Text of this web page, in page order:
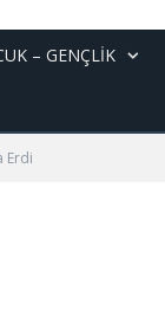
– GENÇLIK
Erdi